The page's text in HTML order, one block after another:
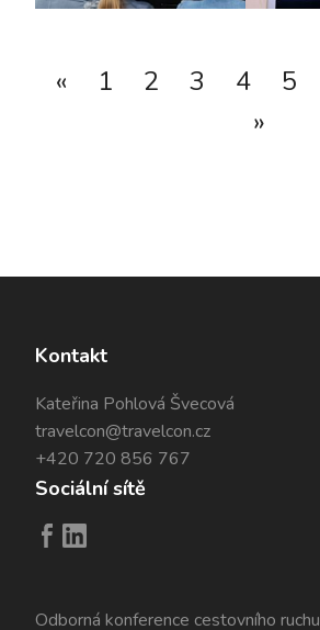
« 1 2 3 4 5
»
Kontakt
Kateřina Pohlová Švecová
travelcon@travelcon.cz
+420 720 856 767
Sociální sítě
Odborná konference cestovního ruchu